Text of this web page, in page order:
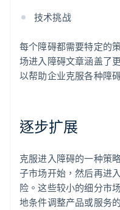
技术挑战
每个障碍都需要特定的
场进入障碍文章涵盖了
以帮助企业克服各种障
逐步扩展
克服进入障碍的一种策
子市场开始，然后再进
险。这些较小的细分市
地条件调整产品或服务